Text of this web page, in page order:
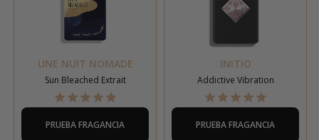
UNE NUIT NOMADE
Sun Bleached Extrait
PRUEBA FRAGANCIA
INITIO
Addictive Vibration
PRUEBA FRAGANCIA